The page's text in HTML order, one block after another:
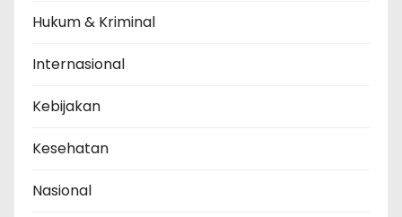
Hukum & Kriminal
Internasional
Kebijakan
Kesehatan
Nasional